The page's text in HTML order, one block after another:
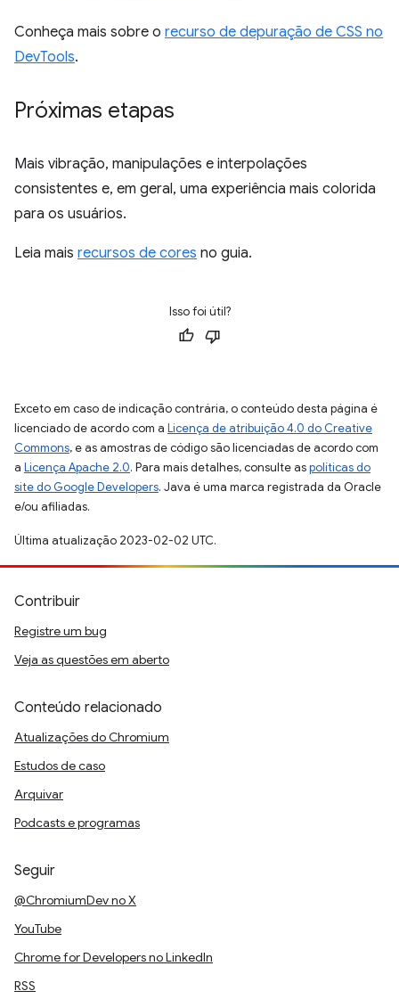
Conheça mais sobre o recurso de depuração de CSS no
DevTools.
Próximas etapas
Mais vibração, manipulações e interpolações
consistentes e, em geral, uma experiência mais colorida
para os usuários.
Leia mais recursos de cores no guia.
Isso foi útil?
Exceto em caso de indicação contrária, o conteúdo desta página é
licenciado de acordo com a Licença de atribuição 4.0 do Creative
Commons, e as amostras de código são licenciadas de acordo com
a Licença Apache 2.0. Para mais detalhes, consulte aspolíticas do
site do Google Developers. Java é uma marca registrada da Oracle
e/ou afiliadas.
Última atualização 2023-02-02 UTC.
Contribuir
Registre um bug
Veja as questões em aberto
Conteúdo relacionado
Atualizações do Chromium
Estudos de caso
Arquivar
Podcasts e programas
Seguir
@ChromiumDev no X
YouTube
Chrome for Developers no LinkedIn
RSS